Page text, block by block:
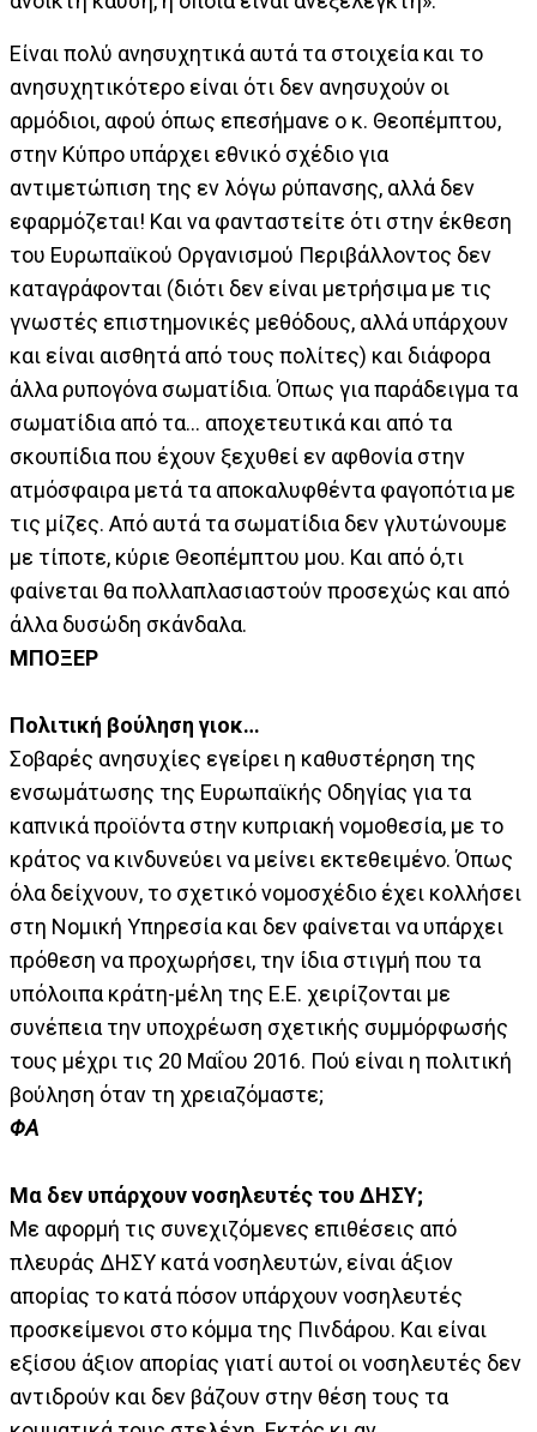
Είναι πολύ ανησυχητικά αυτά τα στοιχεία και το
ανησυχητικότερο είναι ότι δεν ανησυχούν οι
αρμόδιοι, αφού όπως επεσήμανε ο κ. Θεοπέμπτου,
στην Κύπρο υπάρχει εθνικό σχέδιο για
αντιμετώπιση της εν λόγω ρύπανσης, αλλά δεν
εφαρμόζεται! Και να φανταστείτε ότι στην έκθεση
του Ευρωπαϊκού Οργανισμού Περιβάλλοντος δεν
καταγράφονται (διότι δεν είναι μετρήσιμα με τις
γνωστές επιστημονικές μεθόδους, αλλά υπάρχουν
και είναι αισθητά από τους πολίτες) και διάφορα
άλλα ρυπογόνα σωματίδια. Όπως για παράδειγμα τα
σωματίδια από τα... αποχετευτικά και από τα
σκουπίδια που έχουν ξεχυθεί εν αφθονία στην
ατμόσφαιρα μετά τα αποκαλυφθέντα φαγοπότια με
τις μίζες. Από αυτά τα σωματίδια δεν γλυτώνουμε
με τίποτε, κύριε Θεοπέμπτου μου. Και από ό,τι
φαίνεται θα πολλαπλασιαστούν προσεχώς και από
άλλα δυσώδη σκάνδαλα.
ΜΠΟΞΕΡ
Πολιτική βούληση γιοκ…
Σοβαρές ανησυχίες εγείρει η καθυστέρηση της
ενσωμάτωσης της Ευρωπαϊκής Οδηγίας για τα
καπνικά προϊόντα στην κυπριακή νομοθεσία, με το
κράτος να κινδυνεύει να μείνει εκτεθειμένο. Όπως
όλα δείχνουν, το σχετικό νομοσχέδιο έχει κολλήσει
στη Νομική Υπηρεσία και δεν φαίνεται να υπάρχει
πρόθεση να προχωρήσει, την ίδια στιγμή που τα
υπόλοιπα κράτη-μέλη της Ε.Ε. χειρίζονται με
συνέπεια την υποχρέωση σχετικής συμμόρφωσής
τους μέχρι τις 20 Μαΐου 2016. Πού είναι η πολιτική
βούληση όταν τη χρειαζόμαστε;
ΦΑ
Μα δεν υπάρχουν νοσηλευτές του ΔΗΣΥ;
Με αφορμή τις συνεχιζόμενες επιθέσεις από
πλευράς ΔΗΣΥ κατά νοσηλευτών, είναι άξιον
απορίας το κατά πόσον υπάρχουν νοσηλευτές
προσκείμενοι στο κόμμα της Πινδάρου. Και είναι
εξίσου άξιον απορίας γιατί αυτοί οι νοσηλευτές δεν
αντιδρούν και δεν βάζουν στην θέση τους τα